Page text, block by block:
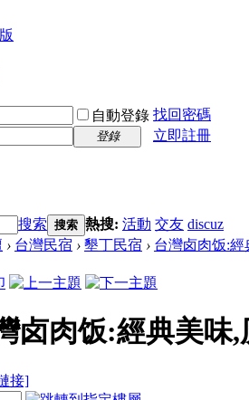
自動登錄 找回密碼
登錄
立即註冊
搜索 搜索 熱搜: 活動 交友 discuz
› 台灣民宿 › 墾丁民宿 › 台灣卤肉饭:
卤肉饭:經典美味,
接]